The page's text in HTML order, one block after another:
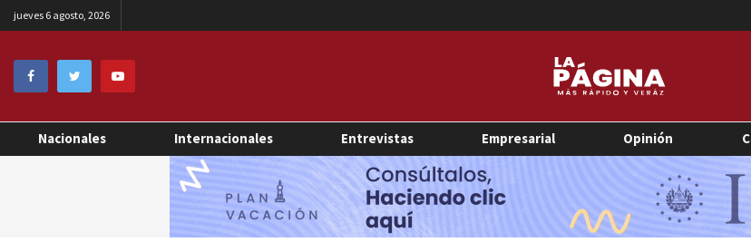
jueves 6 agosto, 2026
Nacionales Internacionales Entrevistas Empresarial Opinión